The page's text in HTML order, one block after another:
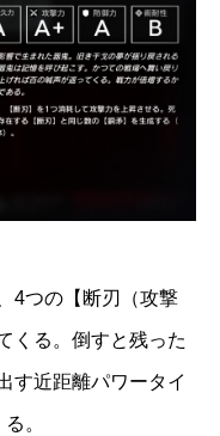
4つの【断刃（攻撃
くる。倒すと残った
す近距離パワータイ
。